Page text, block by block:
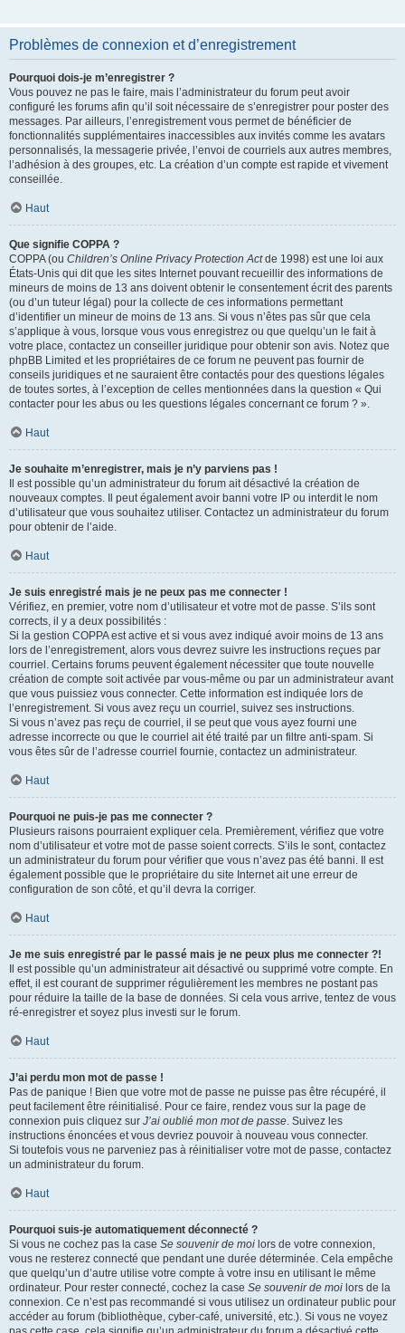
Problèmes de connexion et d’enregistrement
Pourquoi dois-je m’enregistrer ?
Vous pouvez ne pas le faire, mais l’administrateur du forum peut avoir
configuré les forums afin qu’il soit nécessaire de s’enregistrer pour poster des
messages. Par ailleurs, l’enregistrement vous permet de bénéficier de
fonctionnalités supplémentaires inaccessibles aux invités comme les avatars
personnalisés, la messagerie privée, l’envoi de courriels aux autres membres,
l’adhésion à des groupes, etc. La création d’un compte est rapide et vivement
conseillée.
Haut
Que signifie COPPA ?
COPPA (ou Children’s Online Privacy Protection Actde 1998) est une loi aux
États-Unis qui dit que les sites Internet pouvant recueillir des informations de
mineurs de moins de 13 ans doivent obtenir le consentement écrit des parents
(ou d’un tuteur légal) pour la collecte de ces informations permettant
d’identifier un mineur de moins de 13 ans. Si vous n’êtes pas sûr que cela
s’applique à vous, lorsque vous vous enregistrez ou que quelqu’un le fait à
votre place, contactez un conseiller juridique pour obtenir son avis. Notez que
phpBB Limited et les propriétaires de ce forum ne peuvent pas fournir de
conseils juridiques et ne sauraient être contactés pour des questions légales
de toutes sortes, à l’exception de celles mentionnées dans la question « Qui
contacter pour les abus ou les questions légales concernant ce forum ? ».
Haut
Je souhaite m’enregistrer, mais je n’y parviens pas !
Il est possible qu’un administrateur du forum ait désactivé la création de
nouveaux comptes. Il peut également avoir banni votre IP ou interdit le nom
d’utilisateur que vous souhaitez utiliser. Contactez un administrateur du forum
pour obtenir de l’aide.
Haut
Je suis enregistré mais je ne peux pas me connecter !
Vérifiez, en premier, votre nom d’utilisateur et votre mot de passe. S’ils sont
corrects, il y a deux possibilités :
Si la gestion COPPA est active et si vous avez indiqué avoir moins de 13 ans
lors de l’enregistrement, alors vous devrez suivre les instructions reçues par
courriel. Certains forums peuvent également nécessiter que toute nouvelle
création de compte soit activée par vous-même ou par un administrateur avant
que vous puissiez vous connecter. Cette information est indiquée lors de
l’enregistrement. Si vous avez reçu un courriel, suivez ses instructions.
Si vous n’avez pas reçu de courriel, il se peut que vous ayez fourni une
adresse incorrecte ou que le courriel ait été traité par un filtre anti-spam. Si
vous êtes sûr de l’adresse courriel fournie, contactez un administrateur.
Haut
Pourquoi ne puis-je pas me connecter ?
Plusieurs raisons pourraient expliquer cela. Premièrement, vérifiez que votre
nom d’utilisateur et votre mot de passe soient corrects. S’ils le sont, contactez
un administrateur du forum pour vérifier que vous n’avez pas été banni. Il est
également possible que le propriétaire du site Internet ait une erreur de
configuration de son côté, et qu’il devra la corriger.
Haut
Je me suis enregistré par le passé mais je ne peux plus me connecter ?!
Il est possible qu’un administrateur ait désactivé ou supprimé votre compte. En
effet, il est courant de supprimer régulièrement les membres ne postant pas
pour réduire la taille de la base de données. Si cela vous arrive, tentez de vous
ré-enregistrer et soyez plus investi sur le forum.
Haut
J’ai perdu mon mot de passe !
Pas de panique ! Bien que votre mot de passe ne puisse pas être récupéré, il
peut facilement être réinitialisé. Pour ce faire, rendez vous sur la page de
connexion puis cliquez sur J’ai oublié mon mot de passe. Suivez les
instructions énoncées et vous devriez pouvoir à nouveau vous connecter.
Si toutefois vous ne parveniez pas à réinitialiser votre mot de passe, contactez
un administrateur du forum.
Haut
Pourquoi suis-je automatiquement déconnecté ?
Si vous ne cochez pas la case Se souvenir de moi lors de votre connexion,
vous ne resterez connecté que pendant une durée déterminée. Cela empêche
que quelqu’un d’autre utilise votre compte à votre insu en utilisant le même
ordinateur. Pour rester connecté, cochez la case Se souvenir de moi lors de la
connexion. Ce n’est pas recommandé si vous utilisez un ordinateur public pour
accéder au forum (bibliothèque, cyber-café, université, etc.). Si vous ne voyez